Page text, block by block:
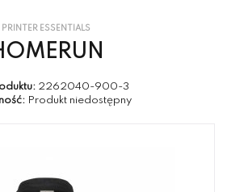
PRINTER ESSENTIALS
2262040-900-3
Produkt niedostępny